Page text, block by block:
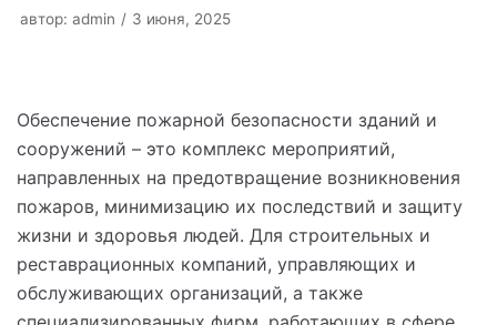
автор: admin 3 июня, 2025
Обеспечение пожарной безопасности зданий и
сооружений – это комплекс мероприятий,
направленных на предотвращение возникновения
пожаров, минимизацию их последствий и защиту
жизни и здоровья людей. Для строительных и
реставрационных компаний, управляющих и
обслуживающих организаций, а также